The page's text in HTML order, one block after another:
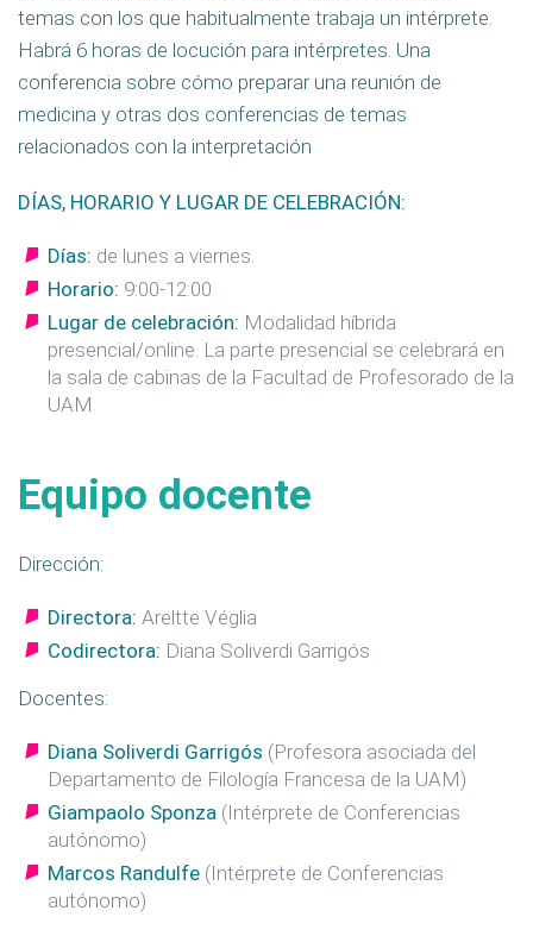
temas con los que habitualmente trabaja un intérprete.
Habrá 6 horas de locución para intérpretes. Una
conferencia sobre cómo preparar una reunión de
medicina y otras dos conferencias de temas
relacionados con la interpretación
DÍAS, HORARIO Y LUGAR DE CELEBRACIÓN:
Días: de lunes a viernes.
Horario: 9:00-12:00
Lugar de celebración: Modalidad híbrida
presencial/online. La parte presencial se celebrará en
la sala de cabinas de la Facultad de Profesorado de la
UAM
Equipo docente
Dirección:
Directora: Areltte Véglia
Codirectora: Diana Soliverdi Garrigós
Docentes:
Diana Soliverdi Garrigós (Profesora asociada del
Departamento de Filología Francesa de la UAM)
Giampaolo Sponza (Intérprete de Conferencias
autónomo)
Marcos Randulfe (Intérprete de Conferencias
autónomo)